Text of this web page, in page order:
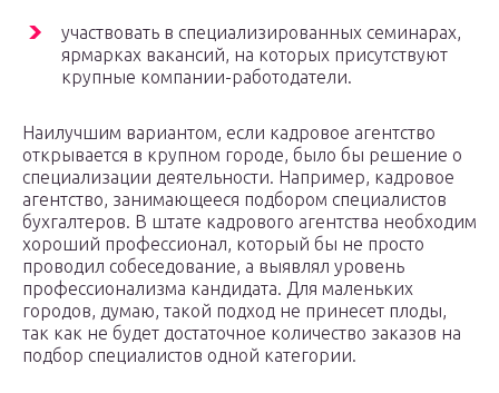
участвовать в специализированных семинарах,
ярмарках вакансий, на которых присутствуют
крупные компании-работодатели.
Наилучшим вариантом, если кадровое агентство
открывается в крупном городе, было бы решение о
специализации деятельности. Например, кадровое
агентство, занимающееся подбором специалистов
бухгалтеров. В штате кадрового агентства необходим
хороший профессионал, который бы не просто
проводил собеседование, а выявлял уровень
профессионализма кандидата. Для маленьких
городов, думаю, такой подход не принесет плоды,
так как не будет достаточное количество заказов на
подбор специалистов одной категории.